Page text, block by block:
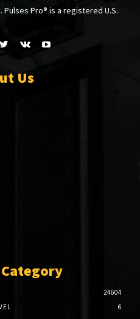
Pro® is a registered U.S.
Us
24604
6